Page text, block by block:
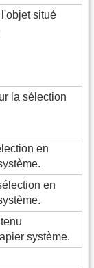
situé
la sélection
en
en
système.